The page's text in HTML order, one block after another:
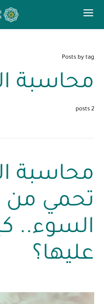
Posts by tag
محاسبة
2 posts
محاسبة
تحمي من
السوء..
عليها؟